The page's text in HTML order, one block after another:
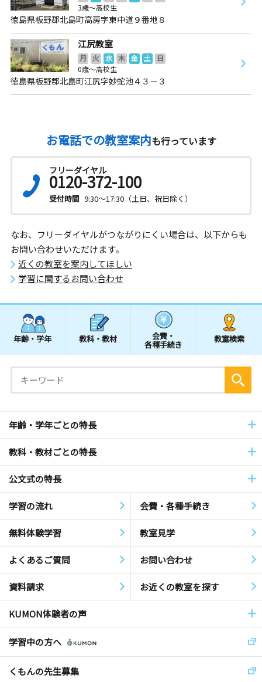
3歳～高校生
徳島県板野郡北島町高房字東中道９番地８
江尻教室
月 火 水 木 金 土
日
0歳～高校生
徳島県板野郡北島町江尻字妙蛇池４３－３
お電話での教室案内も行っています
フリーダイヤル
0120-372-100
受付時間 9:30～17:30（土日、祝日除く）
なお、フリーダイヤルがつながりにくい場合は、以下からも
お問い合わせいただけます。
近くの教室を案内してほしい
学習に関するお問い合わせ
年齢・学年 教科・教材 会費・
各種手続き
教室検索
年齢・学年ごとの特長
教科・教材ごとの特長
公文式の特長
学習の流れ 会費・各種手続き
無料体験学習 教室見学
よくあるご質問 お問い合わせ
資料請求 お近くの教室を探す
KUMON体験者の声
学習中の方へ
くもんの先生募集